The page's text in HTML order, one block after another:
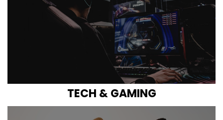
TECH & GAMING